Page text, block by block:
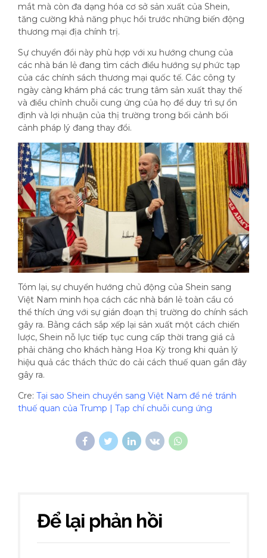
mắt mà còn đa dạng hóa cơ sở sản xuất của Shein,
tăng cường khả năng phục hồi trước những biến động
thương mại địa chính trị.
Sự chuyển đổi này phù hợp với xu hướng chung của
các nhà bán lẻ đang tìm cách điều hướng sự phức tạp
của các chính sách thương mại quốc tế. Các công ty
ngày càng khám phá các trung tâm sản xuất thay thế
và điều chỉnh chuỗi cung ứng của họ để duy trì sự ổn
định và lợi nhuận của thị trường trong bối cảnh bối
cảnh pháp lý đang thay đổi.
Tóm lại, sự chuyển hướng chủ động của Shein sang
Việt Nam minh họa cách các nhà bán lẻ toàn cầu có
thể thích ứng với sự gián đoạn thị trường do chính sách
gây ra. Bằng cách sắp xếp lại sản xuất một cách chiến
lược, Shein nỗ lực tiếp tục cung cấp thời trang giá cả
phải chăng cho khách hàng Hoa Kỳ trong khi quản lý
hiệu quả các thách thức do cải cách thuế quan gần đây
gây ra.
Cre: Tại sao Shein chuyển sang Việt Nam để né tránh
thuế quan của Trump | Tạp chí chuỗi cung ứng
Để lại phản hồi